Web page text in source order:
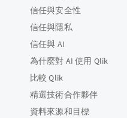
信任與安全性
信任與隱私
信任與 AI
為什麼對 AI 使用 Qlik
比較 Qlik
精選技術合作夥伴
資料來源和目標